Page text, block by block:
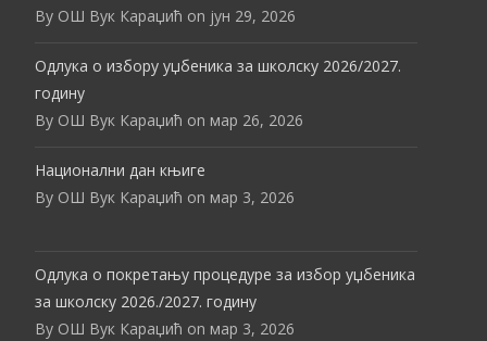
By ОШ Вук Караџић on јун 29, 2026
Одлука о избору уџбеника за школску 2026/2027.
годину
By ОШ Вук Караџић on мар 26, 2026
Национални дан књиге
By ОШ Вук Караџић on мар 3, 2026
Одлука о покретању процедуре за избор уџбеника
за школску 2026./2027. годину
By ОШ Вук Караџић on мар 3, 2026